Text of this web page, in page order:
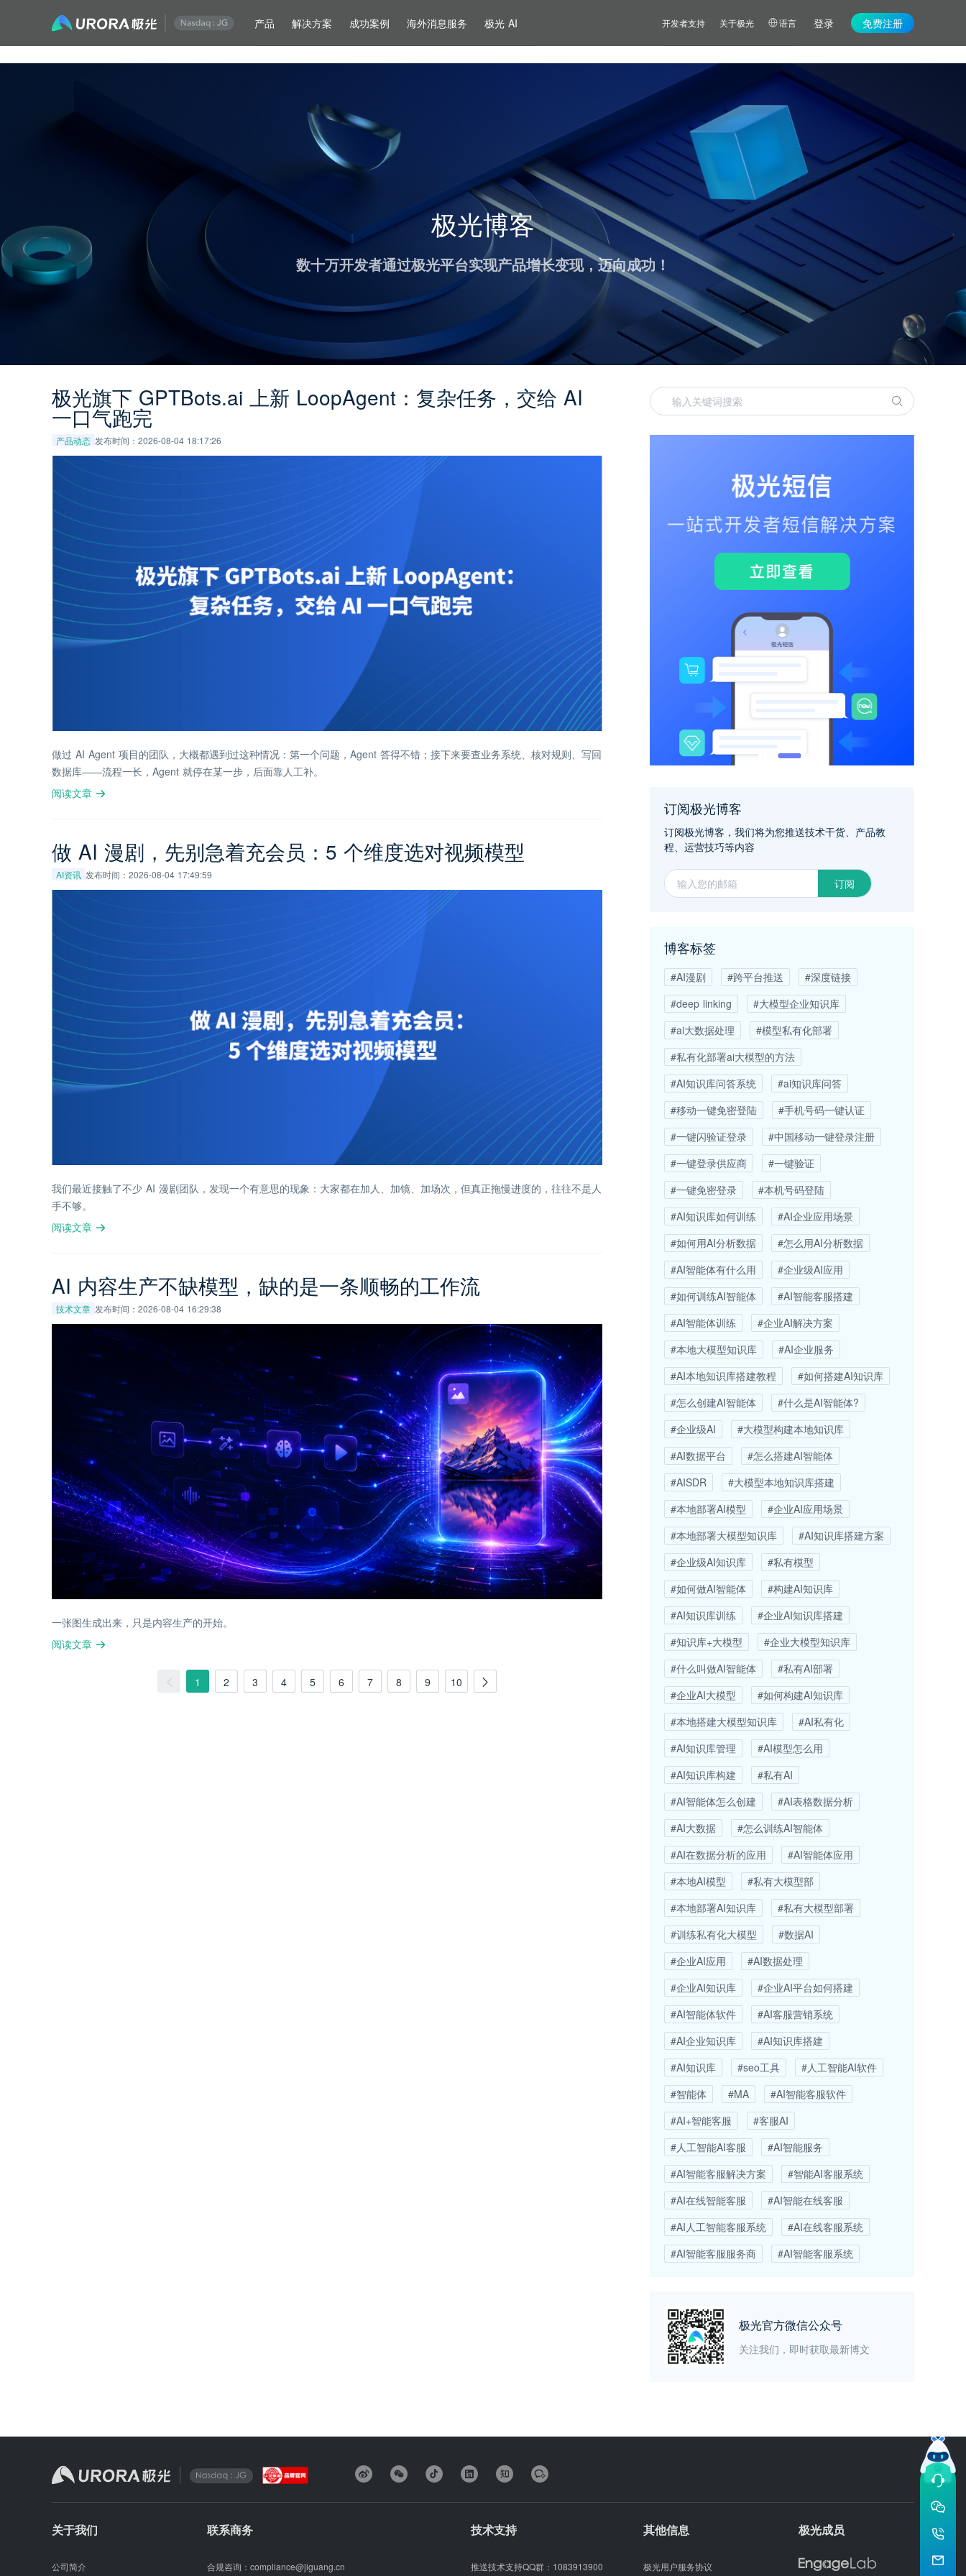
产品 解决方案 成功案例 海外消息服务 极光 AI 开发者支持 关于极光 语言 登录 免费注册
极光运营技术内容精选
极光博客
数十万开发者通过极光平台实现产品增长变现，迈向成功！
极光旗下 GPTBots.ai 上新 LoopAgent：复杂任务，交给 AI
一口气跑完
产品动态 发布时间：2026-08-04 18:17:26
做过 AI Agent 项目的团队，大概都遇到过这种情况：第一个问题，Agent 答得不错；接下来要查业务系统、核对规则、写回
数据库——流程一长，Agent 就停在某一步，后面靠人工补。
阅读文章
做 AI 漫剧，先别急着充会员：5 个维度选对视频模型
AI资讯 发布时间：2026-08-04 17:49:59
我们最近接触了不少 AI 漫剧团队，发现一个有意思的现象：大家都在加人、加镜、加场次，但真正拖慢进度的，往往不是人
手不够。
阅读文章
AI 内容生产不缺模型，缺的是一条顺畅的工作流
技术文章 发布时间：2026-08-04 16:29:38
一张图生成出来，只是内容生产的开始。
阅读文章
1 2 3 4 5 6 7 8 9 10
订阅极光博客
订阅极光博客，我们将为您推送技术干货、产品教
程、运营技巧等内容
订阅
博客标签
#AI漫剧 #跨平台推送
#深度链接
#deep linking
#大模型企业知识库
#ai大数据处理
#模型私有化部署
#私有化部署ai大模型的方法
#AI知识库问答系统
#ai知识库问答
#移动一键免密登陆
#手机号码一键认证
#一键闪验证登录
#中国移动一键登录注册
#一键登录供应商
#一键验证
#一键免密登录
#本机号码登陆
#AI知识库如何训练
#AI企业应用场景
#如何用AI分析数据
#怎么用AI分析数据
#AI智能体有什么用
#企业级AI应用
#如何训练AI智能体
#AI智能客服搭建
#AI智能体训练
#企业AI解决方案
#本地大模型知识库
#AI企业服务
#AI本地知识库搭建教程
#如何搭建AI知识库
#怎么创建AI智能体
#什么是AI智能体?
#企业级AI
#大模型构建本地知识库
#AI数据平台
#怎么搭建AI智能体
#AISDR
#大模型本地知识库搭建
#本地部署AI模型
#企业AI应用场景
#本地部署大模型知识库
#AI知识库搭建方案
#企业级AI知识库
#私有模型
#如何做AI智能体
#构建AI知识库
#AI知识库训练
#企业AI知识库搭建
#知识库+大模型
#企业大模型知识库
#什么叫做AI智能体
#私有AI部署
#企业AI大模型
#如何构建AI知识库
#本地搭建大模型知识库
#AI私有化
#AI知识库管理
#AI模型怎么用
#AI知识库构建
#私有AI
#AI智能体怎么创建
#AI表格数据分析
#AI大数据
#怎么训练AI智能体
#AI在数据分析的应用
#AI智能体应用
#本地AI模型
#私有大模型部
#本地部署AI知识库
#私有大模型部署
#训练私有化大模型
#数据AI
#企业AI应用
#AI数据处理
#企业AI知识库
#企业AI平台如何搭建
#AI智能体软件
#AI客服营销系统
#AI企业知识库
#AI知识库搭建
#AI知识库
#seo工具
#人工智能AI软件
#智能体
#MA
#AI智能客服软件
#AI+智能客服
#客服AI
#人工智能AI客服
#AI智能服务
#AI智能客服解决方案
#智能AI客服系统
#AI在线智能客服
#AI智能在线客服
#AI人工智能客服系统
#AI在线客服系统
#AI智能客服服务商
#AI智能客服系统
极光官方微信公众号
关注我们，即时获取最新博文
关于我们
公司简介
联系商务
合规咨询： compliance@jiguang.cn
技术支持
推送技术支持QQ群： 1083913900
其他信息
极光用户服务协议
极光成员